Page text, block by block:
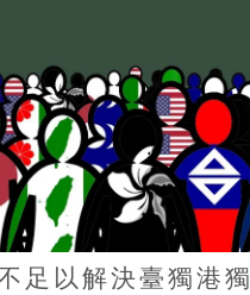
足以解決臺獨港獨